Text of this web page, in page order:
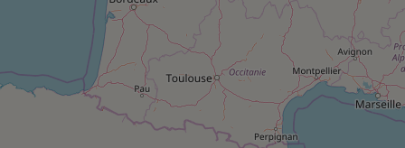
Complément
alimentaire
Assurance emprunteur
Petit électroménager -
Mutuelle